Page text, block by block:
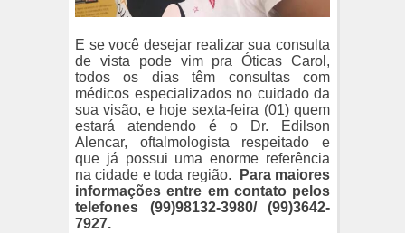
E se você desejar realizar sua consulta
de vista pode vim pra Óticas Carol,
todos os dias têm consultas com
médicos especializados no cuidado da
sua visão, e hoje sexta-feira (01) quem
estará atendendo é o Dr. Edilson
Alencar, oftalmologista respeitado e
que já possui uma enorme referência
na cidade e toda região.
Para maiores
informações entre em contato pelos
telefones (99)98132-3980/ (99)3642-
7927.